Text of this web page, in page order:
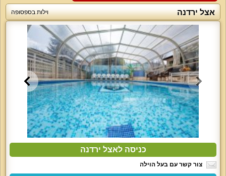
אצל ירדנה וילות בספסופה
כניסה לאצל ירדנה
צור קשר עם בעל הוילה